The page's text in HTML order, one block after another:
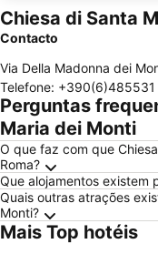
Chiesa di Santa
Contacto
Via Della Madonna dei
Telefone: +390(6)485531
Perguntas
Maria dei Monti
O que faz com que
Roma?
Que alojamentos existem
Quais outras atrações
Monti?
Mais Top hotéis